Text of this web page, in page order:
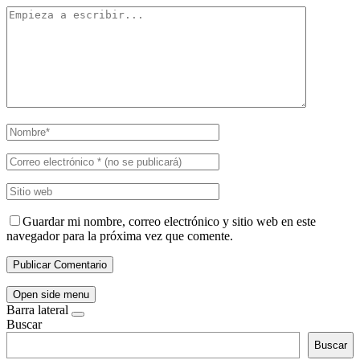
Guardar mi nombre, correo electrónico y sitio web en este
navegador para la próxima vez que comente.
Open side menu
Barra lateral
Buscar
Buscar